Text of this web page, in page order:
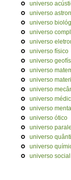
universo
universo
universo
universo
universo
universo físico
universo
universo
universo
universo
universo
universo
universo ótico
universo
universo
universo
universo social